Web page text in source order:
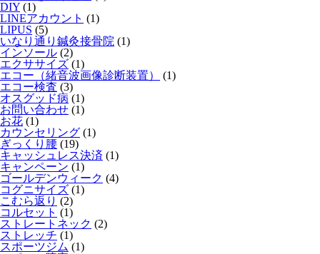
DIY (1)
LINEアカウント (1)
LIPUS (5)
いなり通り鍼灸接骨院 (1)
インソール (2)
エクササイズ (1)
エコー（緒音波画像診断装置）
(1)
エコー検査 (3)
オスグッド病 (1)
お問い合わせ (1)
お花 (1)
カウンセリング (1)
ぎっくり腰 (19)
キャッシュレス決済 (1)
キャンペーン (1)
ゴールデンウィーク (4)
コグニサイズ (1)
こむら返り (2)
コルセット (1)
ストレートネック (2)
ストレッチ (1)
スポーツジム (1)